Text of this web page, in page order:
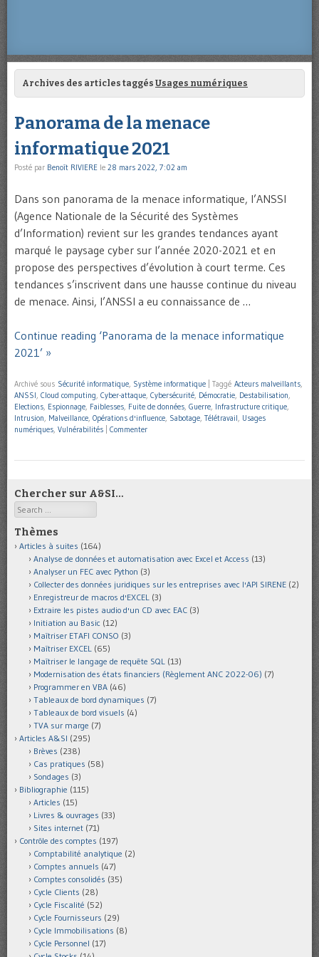
Archives des articles taggés Usages numériques
Panorama de la menace
informatique 2021
Posté par Benoît RIVIERE le 28 mars 2022, 7:02 am
Dans son panorama de la menace informatique, l’ANSSI
(Agence Nationale de la Sécurité des Systèmes
d’Information) revient sur les grandes tendances ayant
marqué le paysage cyber sur l’année 2020-2021 et en
propose des perspectives d’évolution à court terme. Ces
tendances s’inscrivent dans une hausse continue du niveau
de menace. Ainsi, l’ANSSI a eu connaissance de …
Continue reading ‘Panorama de la menace informatique
2021’ »
Archivé sous Sécurité informatique, Système informatique Taggé Acteurs malveillants,
ANSSI, Cloud computing, Cyber-attaque, Cybersécurité, Démocratie, Destabilisation,
Elections, Espionnage, Faiblesses, Fuite de données, Guerre, Infrastructure critique,
Intrusion, Malveillance, Opérations d'influence, Sabotage, Télétravail, Usages
numériques, Vulnérabilités Commenter
Chercher sur A&SI…
Search
Thèmes
Articles à suites (164)
Analyse de données et automatisation avec Excel et Access (13)
Analyser un FEC avec Python (3)
Collecter des données juridiques sur les entreprises avec l'API SIRENE (2)
Enregistreur de macros d'EXCEL (3)
Extraire les pistes audio d'un CD avec EAC (3)
Initiation au Basic (12)
Maîtriser ETAFI CONSO (3)
Maîtriser EXCEL (65)
Maîtriser le langage de requête SQL (13)
Modernisation des états financiers (Règlement ANC 2022-06) (7)
Programmer en VBA (46)
Tableaux de bord dynamiques (7)
Tableaux de bord visuels (4)
TVA sur marge (7)
Articles A&SI (295)
Brèves (238)
Cas pratiques (58)
Sondages (3)
Bibliographie (115)
Articles (15)
Livres & ouvrages (33)
Sites internet (71)
Contrôle des comptes (197)
Comptabilité analytique (2)
Comptes annuels (47)
Comptes consolidés (35)
Cycle Clients (28)
Cycle Fiscalité (52)
Cycle Fournisseurs (29)
Cycle Immobilisations (8)
Cycle Personnel (17)